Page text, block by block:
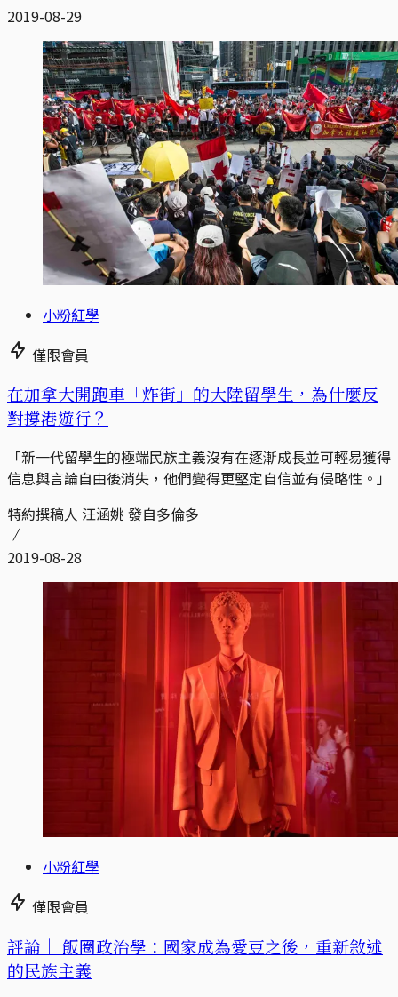
2019-08-29
小粉紅學
僅限會員
在加拿大開跑車「炸街」的大陸留學生，為什麼反
對撐港遊行？
「新一代留學生的極端民族主義沒有在逐漸成長並可輕易獲得
信息與言論自由後消失，他們變得更堅定自信並有侵略性。」
特約撰稿人 汪涵姚 發自多倫多
2019-08-28
小粉紅學
僅限會員
評論｜ 飯圈政治學：國家成為愛豆之後，重新敘述
的民族主義